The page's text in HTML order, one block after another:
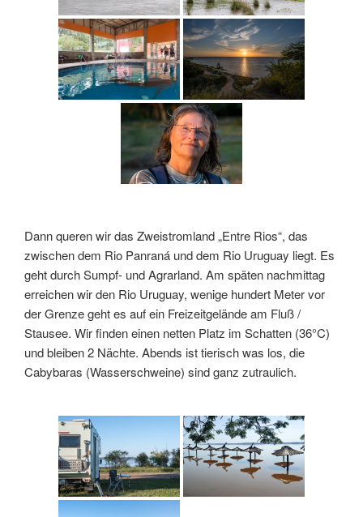
Dann queren wir das Zweistromland „Entre Rios“, das
zwischen dem Rio Panraná und dem Rio Uruguay liegt. Es
geht durch Sumpf- und Agrarland. Am späten nachmittag
erreichen wir den Rio Uruguay, wenige hundert Meter vor
der Grenze geht es auf ein Freizeitgelände am Fluß /
Stausee. Wir finden einen netten Platz im Schatten (36°C)
und bleiben 2 Nächte. Abends ist tierisch was los, die
Cabybaras (Wasserschweine) sind ganz zutraulich.